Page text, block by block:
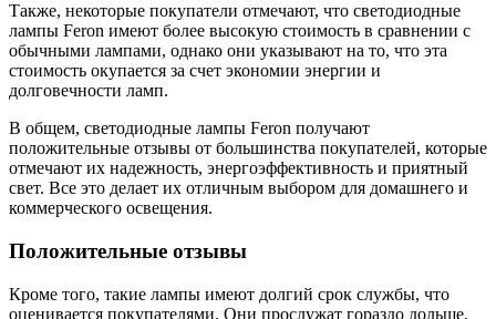
Также, некоторые покупатели отмечают, что светодиодные
лампы Feron имеют более высокую стоимость в сравнении с
обычными лампами, однако они указывают на то, что эта
стоимость окупается за счет экономии энергии и
долговечности ламп.
В общем, светодиодные лампы Feron получают
положительные отзывы от большинства покупателей, которые
отмечают их надежность, энергоэффективность и приятный
свет. Все это делает их отличным выбором для домашнего и
коммерческого освещения.
Положительные отзывы
Кроме того, такие лампы имеют долгий срок службы, что
оценивается покупателями. Они прослужат гораздо дольше,